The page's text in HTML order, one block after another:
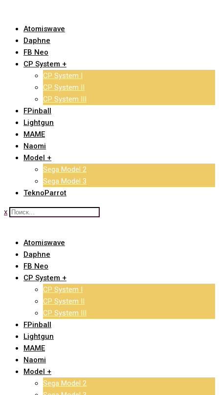
contentAtomiswave
Daphne
FB Neo
CP System +
CP System I
CP System II
CP System III
FPinball
Lightgun
MAME
Naomi
Model +
Sega Model 2
Sega Model 3
TeknoParrot
x
Atomiswave
Daphne
FB Neo
CP System +
CP System I
CP System II
CP System III
FPinball
Lightgun
MAME
Naomi
Model +
Sega Model 2